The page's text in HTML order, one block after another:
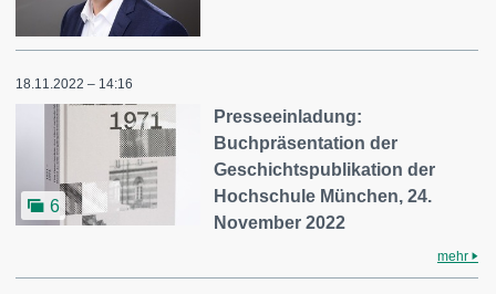
18.11.2022 – 14:16
6
Presseeinladung:
Buchpräsentation der
Geschichtspublikation der
Hochschule München, 24.
November 2022
mehr